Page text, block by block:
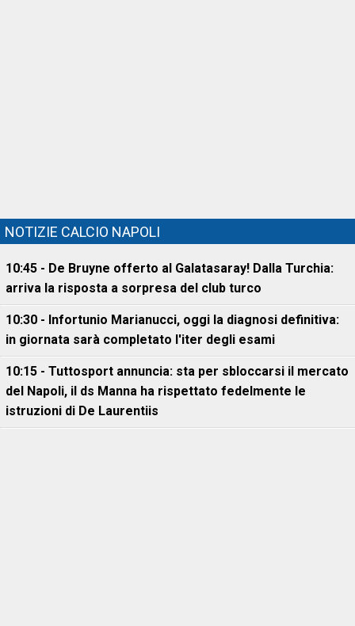
NOTIZIE CALCIO NAPOLI
10:45 - De Bruyne offerto al Galatasaray! Dalla Turchia:
arriva la risposta a sorpresa del club turco
10:30 - Infortunio Marianucci, oggi la diagnosi definitiva:
in giornata sarà completato l'iter degli esami
10:15 - Tuttosport annuncia: sta per sbloccarsi il mercato
del Napoli, il ds Manna ha rispettato fedelmente le
istruzioni di De Laurentiis